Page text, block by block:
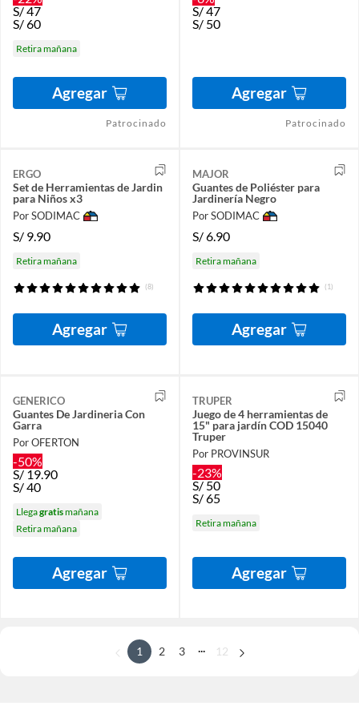
S/47
S/60
Retira mañana
Agregar
Patrocinado
S/47
S/ 50
Agregar
Patrocinado
ERGO
Set de Herramientas de Jardin
para Niños x3
Por SODIMAC
S/ 9.90
Retira mañana
(8)
Agregar
MAJOR
Guantes de Poliéster para
Jardinería Negro
Por SODIMAC
S/6.90
Retira mañana
(1)
Agregar
GENERICO
Guantes De Jardineria Con
Garra
Por OFERTON
-50%
S/19.90
S/40
Llegagratismañana
Retira mañana
Agregar
TRUPER
Juego de 4 herramientas de
15" para jardín COD 15040
Truper
Por PROVINSUR
-23%
S/50
S/65
Retira mañana
Agregar
1 2 3 ... 12